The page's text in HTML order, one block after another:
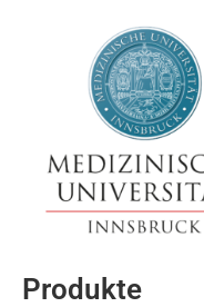
Produkte